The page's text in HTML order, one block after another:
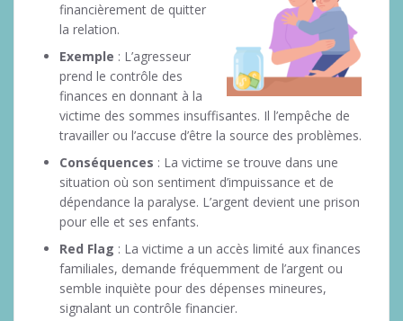
financièrement de quitter
la relation.
Exemple : L’agresseur
prend le contrôle des
finances en donnant à la
victime des sommes insuffisantes. Il l’empêche de
travailler ou l’accuse d’être la source des problèmes.
Conséquences : La victime se trouve dans une
situation où son sentiment d’impuissance et de
dépendance la paralyse. L’argent devient une prison
pour elle et ses enfants.
Red Flag : La victime a un accès limité aux finances
familiales, demande fréquemment de l’argent ou
semble inquiète pour des dépenses mineures,
signalant un contrôle financier.